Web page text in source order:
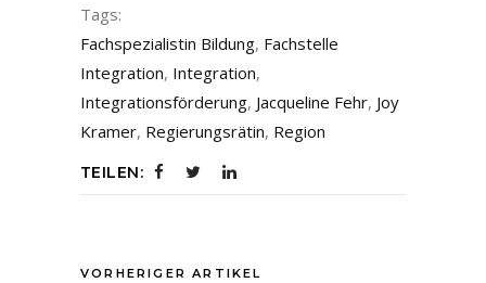
Tags:
Fachspezialistin Bildung, Fachstelle
Integration, Integration,
Integrationsförderung, Jacqueline Fehr, Joy
Kramer, Regierungsrätin, Region
TEILEN:
VORHERIGER ARTIKEL